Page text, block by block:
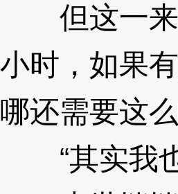
但这一来
小时，如果
哪还需要这么
“其实我也